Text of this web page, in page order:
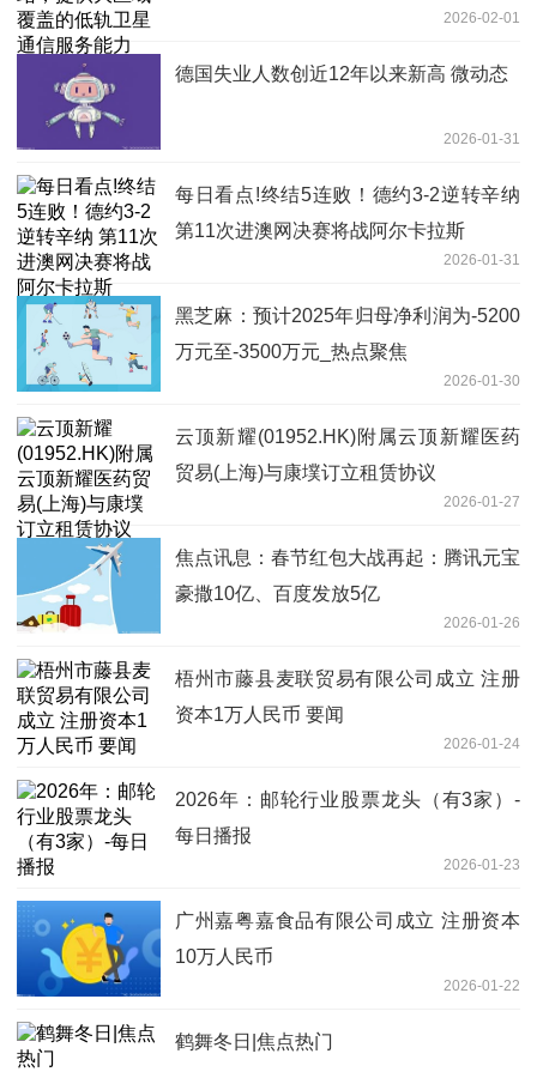
2026-02-01
德国失业人数创近12年以来新高 微动态
2026-01-31
每日看点!终结5连败！德约3-2逆转辛纳
第11次进澳网决赛将战阿尔卡拉斯
2026-01-31
黑芝麻：预计2025年归母净利润为-5200
万元至-3500万元_热点聚焦
2026-01-30
云顶新耀(01952.HK)附属云顶新耀医药
贸易(上海)与康墣订立租赁协议
2026-01-27
焦点讯息：春节红包大战再起：腾讯元宝
豪撒10亿、百度发放5亿
2026-01-26
梧州市藤县麦联贸易有限公司成立 注册
资本1万人民币 要闻
2026-01-24
2026年：邮轮行业股票龙头（有3家）-
每日播报
2026-01-23
广州嘉粤嘉食品有限公司成立 注册资本
10万人民币
2026-01-22
鹤舞冬日|焦点热门